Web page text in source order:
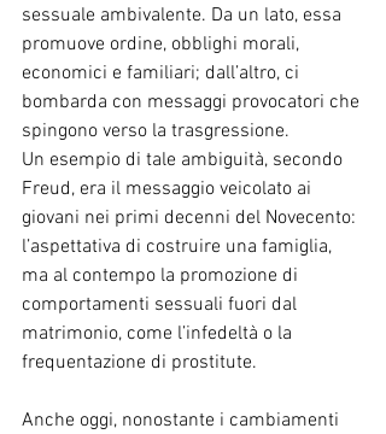
sessuale ambivalente. Da un lato, essa
promuove ordine, obblighi morali,
economici e familiari; dall’altro, ci
bombarda con messaggi provocatori che
spingono verso la trasgressione.
Un esempio di tale ambiguità, secondo
Freud, era il messaggio veicolato ai
giovani nei primi decenni del Novecento:
l’aspettativa di costruire una famiglia,
ma al contempo la promozione di
comportamenti sessuali fuori dal
matrimonio, come l’infedeltà o la
frequentazione di prostitute.
Anche oggi, nonostante i cambiamenti